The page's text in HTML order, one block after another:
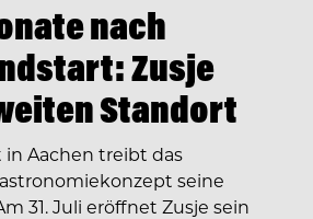
nach
Zusje
Standort
Aachen treibt das
seine
31. Juli eröffnet Zusje sein